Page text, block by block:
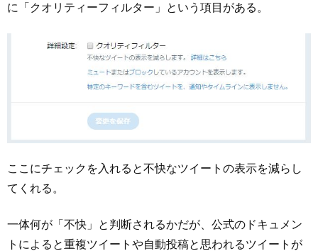
に「クオリティーフィルター」という項目がある。
ここにチェックを入れると不快なツイートの表示を減らし
てくれる。
一体何が「不快」と判断されるかだが、公式のドキュメン
トによると重複ツイートや自動投稿と思われるツイートが